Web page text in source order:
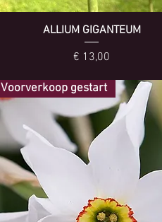
ALLIUM GIGANTEUM
Prijs
€ 13,00
Voorverkoop gestart